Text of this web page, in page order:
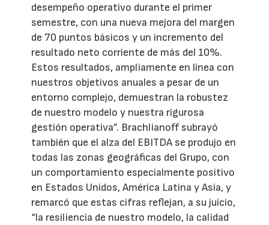
desempeño operativo durante el primer
semestre, con una nueva mejora del margen
de 70 puntos básicos y un incremento del
resultado neto corriente de más del 10%.
Estos resultados, ampliamente en línea con
nuestros objetivos anuales a pesar de un
entorno complejo, demuestran la robustez
de nuestro modelo y nuestra rigurosa
gestión operativa”. Brachlianoff subrayó
también que el alza del EBITDA se produjo en
todas las zonas geográficas del Grupo, con
un comportamiento especialmente positivo
en Estados Unidos, América Latina y Asia, y
remarcó que estas cifras reflejan, a su juicio,
“la resiliencia de nuestro modelo, la calidad